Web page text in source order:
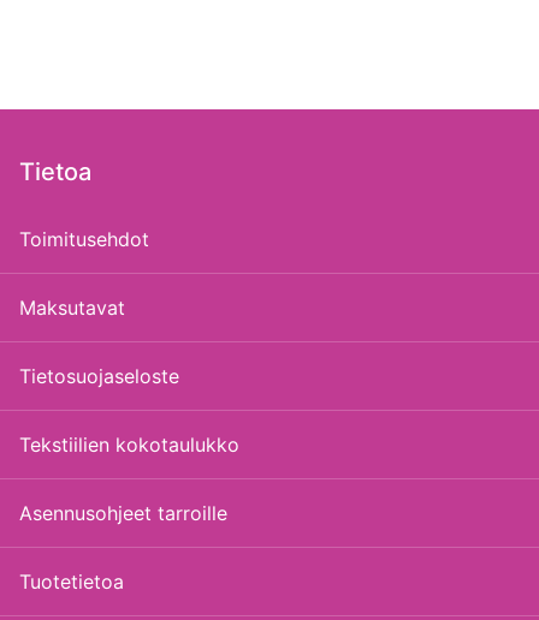
Tietoa
Toimitusehdot
Maksutavat
Tietosuojaseloste
Tekstiilien kokotaulukko
Asennusohjeet tarroille
Tuotetietoa